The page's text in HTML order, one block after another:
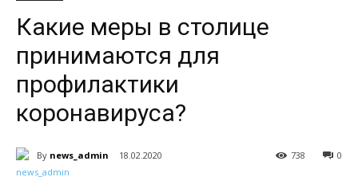
Какие меры в столице
принимаются для
профилактики
коронавируса?
By news_admin 18.02.2020 0
738